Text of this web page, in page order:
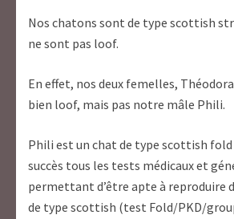
Nos chatons sont de type scottish
ne sont pas loof.
En effet, nos deux femelles,
bien loof, mais pas notre mâle Phili.
Phili est un chat de type scottish fold
succès tous les tests médicaux et
permettant d’être apte à reproduire
de type scottish (test Fold/PKD/